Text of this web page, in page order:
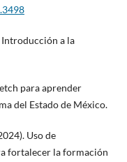
Introducción a la
para aprender
del Estado de México.
Uso de
fortalecer la formación